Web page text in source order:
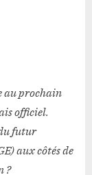
au prochain
officiel.
futur
aux côtés de
?